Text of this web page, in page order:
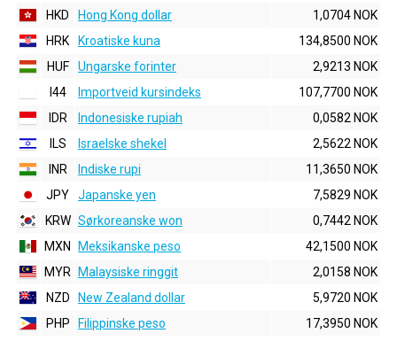
HKD
Hong Kong dollar
1,0704 NOK
HRK
Kroatiske kuna
134,8500 NOK
HUF
Ungarske forinter
2,9213 NOK
I44
Importveid kursindeks
107,7700 NOK
IDR
Indonesiske rupiah
0,0582 NOK
ILS
Israelske shekel
2,5622 NOK
INR
Indiske rupi
11,3650 NOK
JPY
Japanske yen
7,5829 NOK
KRW Sørkoreanske won
0,7442 NOK
MXN
Meksikanske peso
42,1500 NOK
MYR
Malaysiske ringgit
2,0158 NOK
NZD
New Zealand dollar
5,9720 NOK
PHP
Filippinske peso
17,3950 NOK